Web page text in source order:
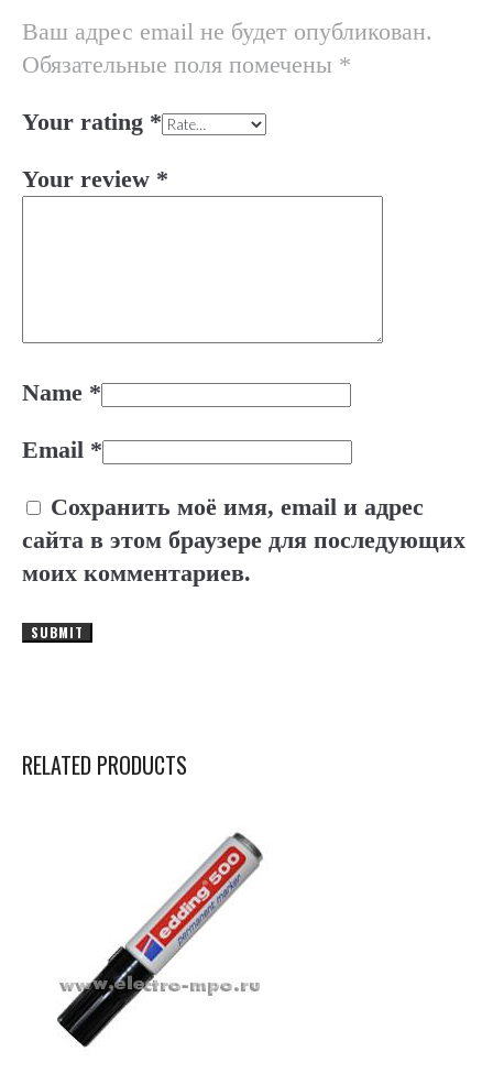
Ваш адрес email не будет опубликован.
Обязательные поля помечены *
Your rating *
Your review *
Name *
Email *
Сохранить моё имя, email и адрес
сайта в этом браузере для последующих
моих комментариев.
RELATED PRODUCTS